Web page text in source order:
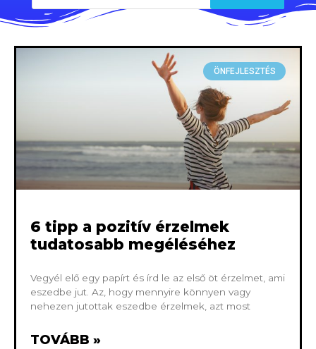
ÖNFEJLESZTÉS
6 tipp a pozitív érzelmek
tudatosabb megéléséhez
Vegyél elő egy papírt és írd le az első öt érzelmet, ami
eszedbe jut. Az, hogy mennyire könnyen vagy
nehezen jutottak eszedbe érzelmek, azt most
TOVÁBB »